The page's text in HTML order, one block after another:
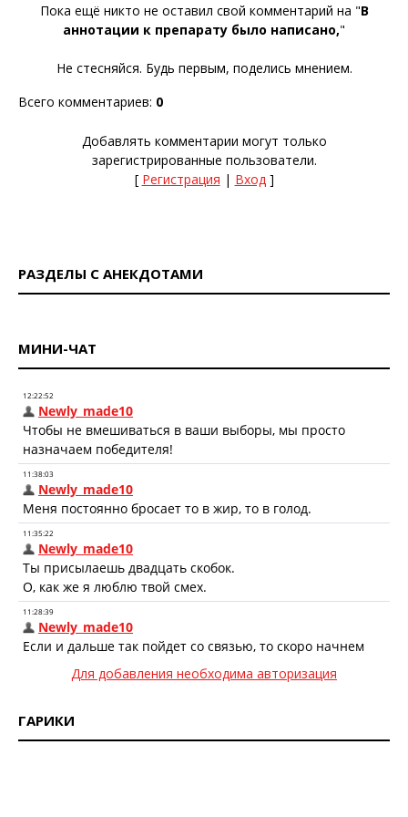
Пока ещё никто не оставил свой комментарий на "В
аннотации к препарату было написано,"
Не стесняйся. Будь первым, поделись мнением.
Всего комментариев: 0
Добавлять комментарии могут только
зарегистрированные пользователи.
[ Регистрация | Вход]
РАЗДЕЛЫ С АНЕКДОТАМИ
МИНИ-ЧАТ
Для добавления необходима авторизация
ГАРИКИ